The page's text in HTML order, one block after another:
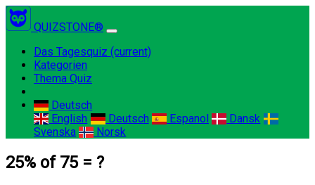
QUIZSTONE®
Das Tagesquiz (current)
Kategorien
Thema Quiz
Deutsch
English
Deutsch Espanol
Dansk
Svenska
Norsk
25% of 75 = ?